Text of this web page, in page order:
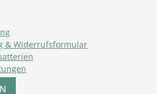
& Widerrufsformular